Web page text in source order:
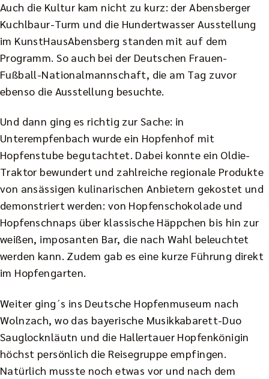
Auch die Kultur kam nicht zu kurz: der Abensberger
Kuchlbaur-Turm und die Hundertwasser Ausstellung
im KunstHausAbensberg standen mit auf dem
Programm. So auch bei der Deutschen Frauen-
Fußball-Nationalmannschaft, die am Tag zuvor
ebenso die Ausstellung besuchte.
Und dann ging es richtig zur Sache: in
Unterempfenbach wurde ein Hopfenhof mit
Hopfenstube begutachtet. Dabei konnte ein Oldie-
Traktor bewundert und zahlreiche regionale Produkte
von ansässigen kulinarischen Anbietern gekostet und
demonstriert werden: von Hopfenschokolade und
Hopfenschnaps über klassische Häppchen bis hin zur
weißen, imposanten Bar, die nach Wahl beleuchtet
werden kann. Zudem gab es eine kurze Führung direkt
im Hopfengarten.
Weiter ging´s ins Deutsche Hopfenmuseum nach
Wolnzach, wo das bayerische Musikkabarett-Duo
Sauglocknläutn und die Hallertauer Hopfenkönigin
höchst persönlich die Reisegruppe empfingen.
Natürlich musste noch etwas vor und nach dem